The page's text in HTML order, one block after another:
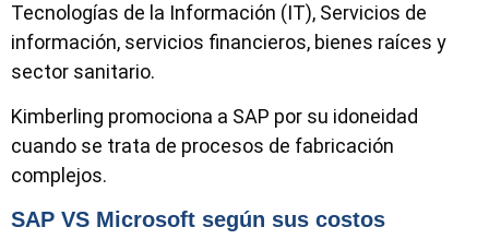
Tecnologías de la Información (IT), Servicios de
información, servicios financieros, bienes raíces y
sector sanitario.
Kimberling promociona a SAP por su idoneidad
cuando se trata de procesos de fabricación
complejos.
SAP VS Microsoft según sus costos